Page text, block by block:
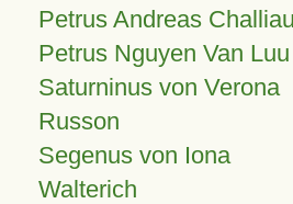
Petrus Andreas Challiau
Petrus Nguyen Van Luu
Saturninus von Verona
Russon
Segenus von Iona
Walterich